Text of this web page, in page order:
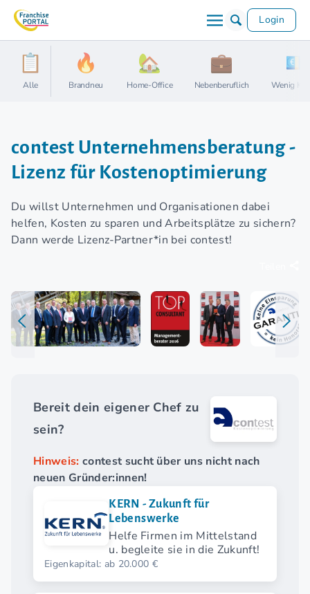
Login
Alle Brandneu Home-Office Nebenberuflich Wenig
contest Unternehmensberatung -
Lizenz für Kostenoptimierung
Du willst Unternehmen und Organisationen dabei
helfen, Kosten zu sparen und Arbeitsplätze zu sichern?
Dann werde Lizenz-Partner*in bei contest!
Bereit dein eigener Chef zu
sein?
Hinweis: contest sucht über uns nicht nach
neuen Gründer:innen!
KERN - Zukunft für
Lebenswerke
Helfe Firmen im Mittelstand
u. begleite sie in die Zukunft!
Eigenkapital: ab 20.000 €